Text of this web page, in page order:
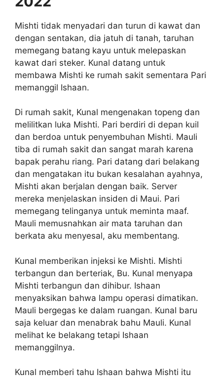
Mishti tidak menyadari dan turun di kawat dan
dengan sentakan, dia jatuh di tanah, taruhan
memegang batang kayu untuk melepaskan
kawat dari steker. Kunal datang untuk
membawa Mishti ke rumah sakit sementara Pari
memanggil Ishaan.
Di rumah sakit, Kunal mengenakan topeng dan
melilitkan luka Mishti. Pari berdiri di depan kuil
dan berdoa untuk penyembuhan Mishti. Mauli
tiba di rumah sakit dan sangat marah karena
bapak perahu riang. Pari datang dari belakang
dan mengatakan itu bukan kesalahan ayahnya,
Mishti akan berjalan dengan baik. Server
mereka menjelaskan insiden di Maui. Pari
memegang telinganya untuk meminta maaf.
Mauli memusnahkan air mata taruhan dan
berkata aku menyesal, aku membentang.
Kunal memberikan injeksi ke Mishti. Mishti
terbangun dan berteriak, Bu. Kunal menyapa
Mishti terbangun dan dihibur. Ishaan
menyaksikan bahwa lampu operasi dimatikan.
Mauli bergegas ke dalam ruangan. Kunal baru
saja keluar dan menabrak bahu Mauli. Kunal
melihat ke belakang tetapi Ishaan
memanggilnya.
Kunal memberi tahu Ishaan bahwa Mishti itu